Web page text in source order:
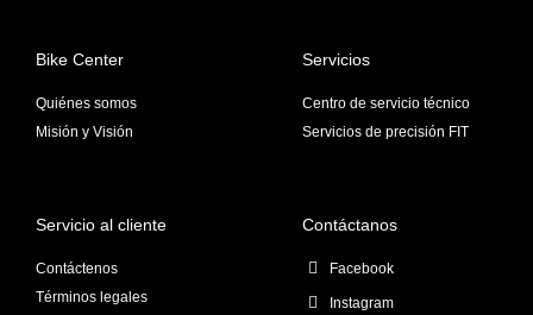
Bike Center
Quiénes somos
Misión y Visión
Servicios
Centro de servicio técnico
Servicios de precisión FIT
Servicio al cliente
Contáctenos
Términos legales
Contáctanos
Facebook
Instagram